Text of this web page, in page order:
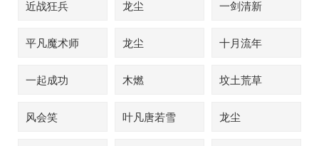
近战狂兵 龙尘 一剑清新
平凡魔术师 龙尘 十月流年
一起成功 木燃 坟土荒草
风会笑 叶凡唐若雪 龙尘